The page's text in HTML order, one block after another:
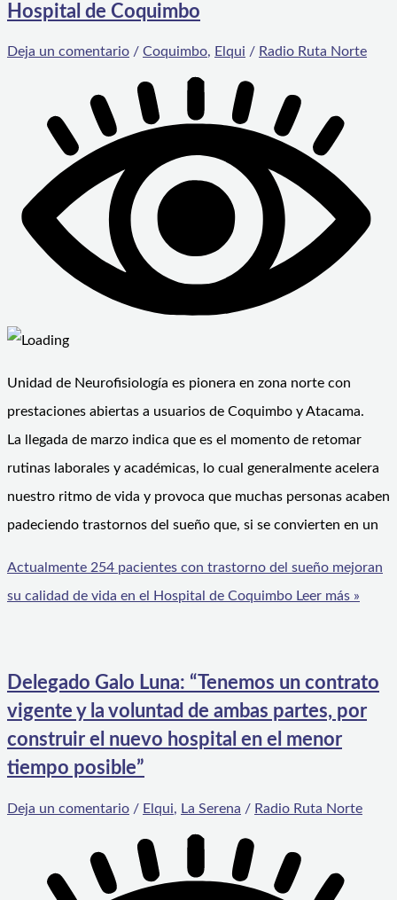
Hospital de Coquimbo
Deja un comentario / Coquimbo, Elqui / Radio Ruta Norte
Unidad de Neurofisiología es pionera en zona norte con
prestaciones abiertas a usuarios de Coquimbo y Atacama.
La llegada de marzo indica que es el momento de retomar
rutinas laborales y académicas, lo cual generalmente acelera
nuestro ritmo de vida y provoca que muchas personas acaben
padeciendo trastornos del sueño que, si se convierten en un
Actualmente 254 pacientes con trastorno del sueño mejoran
su calidad de vida en el Hospital de Coquimbo Leer más »
Delegado Galo Luna: “Tenemos un contrato
vigente y la voluntad de ambas partes, por
construir el nuevo hospital en el menor
tiempo posible”
Deja un comentario / Elqui, La Serena / Radio Ruta Norte